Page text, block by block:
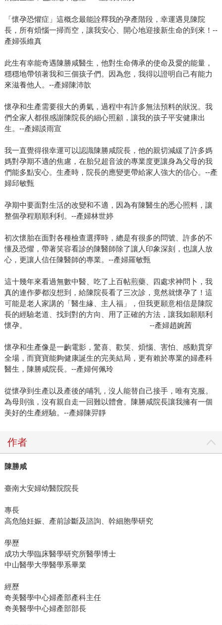
「懷孕恐懼症」這概念最能詮釋我的孕產階段，幸運遇見陳院
長，所有煩惱一掃而空，讓我安心、開心地迎接新生命的到來！--
產婦張維真
此生有幸能奇遇陳勝咸醫生，他對生命傳承的使命及愛的能量，
穩穩地帶領著我和三個孩子們。因為您，我得以證明自己有能力
來滋養他人。--產婦陳沛歆
懷孕和生產需要很大的勇氣，過程中有許多無法預料的狀況。我
們全家人都很感謝陳院長的細心照顧，讓我的孩子平安健康出
生。--產婦談雨宣
我一直覺得很幸運可以認識陳勝咸院長，他的親切減緩了許多媽
媽對孕期不適的焦慮，在胎兒超音波的專業度更讓身為父母的我
們能多點安心。生產時，院長的應變更帶給家人強大的信心。--產
婦邱敏甄
孕期中要面對生活的改變和不適，因為有陳醫生的悉心照料，讓
整個孕程順順利利。--產婦林世婷
初次懷胎在面對各種檢查選擇時，總是有很多的問號、許多的不
懂及恐懼，帶著笑容看診的陳醫師除了讓人印象深刻，也讓人放
心，更讓人信任陳醫師的專業。--產婦羅敏甄
這十幾年來看過無數中醫、吃了上百帖煎藥、四處求神問卜，我
真的連作夢都沒想到，給陳院長看了三次診，竟然就懷孕了！這
可能是老人家講的「醫生緣、主人福」，但我更願意相信是陳院
長的經驗老道、找到對的方向、用了正確的方法，讓我如願順利
懷孕。 --產婦趙婉茜
懷孕和生產像是一齣電影，驚喜、歡笑、煩惱、害怕、感動貫穿
全場，而寶寶能夠健康誕生的完美結局，更有賴於專業的婦產科
醫生，陳勝咸院長。--產婦何佩玲
從懷孕到生產以及產後的哺乳，沒人能替自己接手，唯有克服。
為母則強，沒有親自走一回難以體會。陳勝咸院長讓我擁有一個
美好的生產經驗。--產婦陳羿靜
作者
陳勝咸
臺南大安婦幼醫院院長
專長
高危險妊娠、產前診斷及諮詢、幹細胞學研究
學歷
成功大學臨床醫學研究所醫學博士
中山醫學大學醫學系畢業
經歷
奇美醫學中心婦產部產科主任
奇美醫學中心婦產部部長